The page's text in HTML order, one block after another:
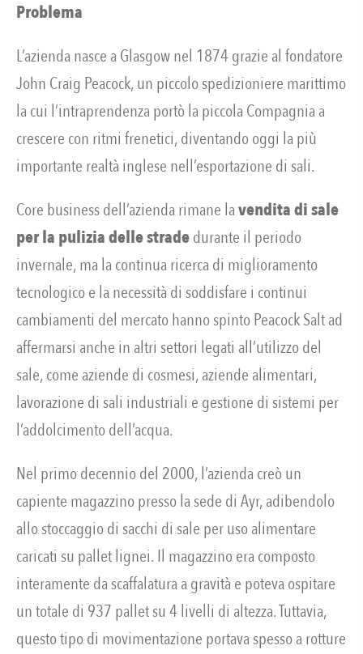
Problema
L’azienda nasce a Glasgow nel 1874 grazie al fondatore
John Craig Peacock, un piccolo spedizioniere marittimo
la cui l’intraprendenza portò la piccola Compagnia a
crescere con ritmi frenetici, diventando oggi la più
importante realtà inglese nell’esportazione di sali.
Core business dell’azienda rimane lavendita di sale
per la pulizia delle stradedurante il periodo
invernale, ma la continua ricerca di miglioramento
tecnologico e la necessità di soddisfare i continui
cambiamenti del mercato hanno spinto Peacock Salt ad
affermarsi anche in altri settori legati all’utilizzo del
sale, come aziende di cosmesi, aziende alimentari,
lavorazione di sali industriali e gestione di sistemi per
l’addolcimento dell’acqua.
Nel primo decennio del 2000, l’azienda creò un
capiente magazzino presso la sede di Ayr, adibendolo
allo stoccaggio di sacchi di sale per uso alimentare
caricati su pallet lignei. Il magazzino era composto
interamente da scaffalatura a gravità e poteva ospitare
un totale di 937 pallet su 4 livelli di altezza. Tuttavia,
questo tipo di movimentazione portava spesso a rotture